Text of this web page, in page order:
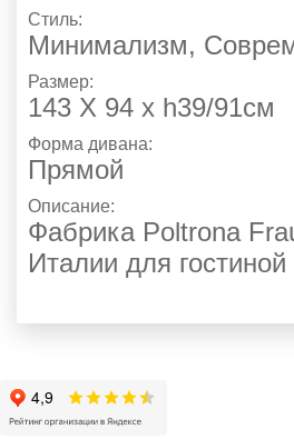
Стиль:
Минимализм,
Размер:
143 X 94 x h39/91см
Форма дивана:
Прямой
Описание:
Фабрика Poltrona
Италии для гостиной